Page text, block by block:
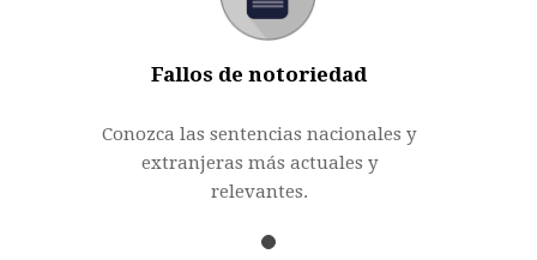
Fallos de notoriedad
Conozca las sentencias nacionales y
extranjeras más actuales y
relevantes.